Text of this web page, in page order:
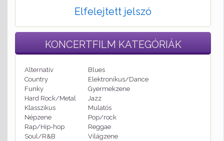
Elfelejtett jelszó
KONCERTFILM KATEGÓRIÁK
Alternatív
Blues
Country
Elektronikus/Dance
Funky
Gyermekzene
Hard Rock/Metal
Jazz
Klasszikus
Mulatós
Népzene
Pop/rock
Rap/Hip-hop
Reggae
Soul/R&B
Világzene